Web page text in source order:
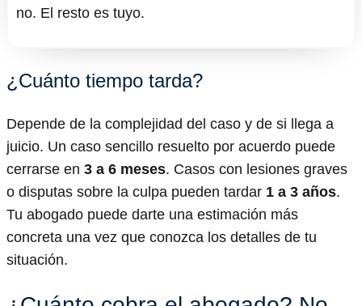
no. El resto es tuyo.
¿Cuánto tiempo tarda?
Depende de la complejidad del caso y de si llega a
juicio. Un caso sencillo resuelto por acuerdo puede
cerrarse en 3 a 6 meses. Casos con lesiones graves
o disputas sobre la culpa pueden tardar 1 a 3 años.
Tu abogado puede darte una estimación más
concreta una vez que conozca los detalles de tu
situación.